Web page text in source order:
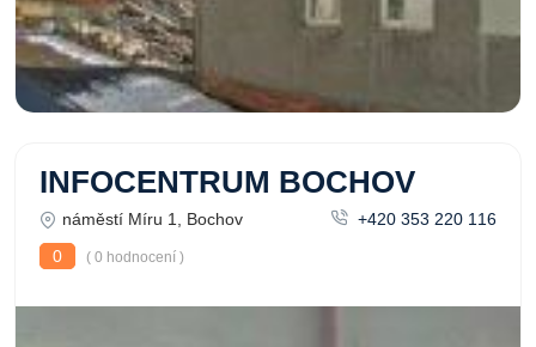
INFOCENTRUM BOCHOV
náměstí Míru 1, Bochov
+420 353 220 116
0
( 0 hodnocení )